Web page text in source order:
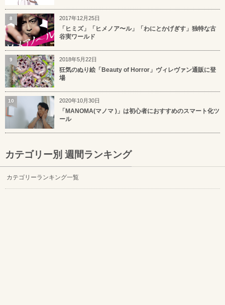
2017年12月25日
「ヒミズ」「ヒメノア〜ル」「わにとかげぎす」独特な古
谷実ワールド
8
2018年5月22日
狂気のぬり絵「Beauty of Horror」ヴィレヴァン通販に登
場
9
2020年10月30日
「MANOMA(マノマ )」は初心者におすすめのスマート化ツ
ール
10
カテゴリー別 週間ランキング
カテゴリーランキング一覧